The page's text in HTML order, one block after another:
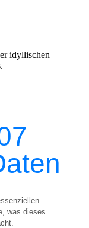
was dieses